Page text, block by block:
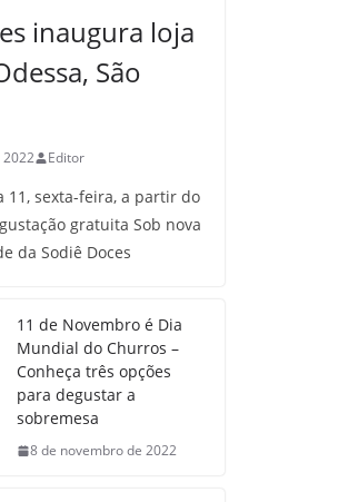
inaugura loja
São
2022 Editor
11, sexta-feira, a partir do
gratuita Sob nova
da Sodiê Doces
11 de Novembro é Dia
Mundial do Churros –
Conheça três opções
para degustar a
sobremesa
8 de novembro de 2022